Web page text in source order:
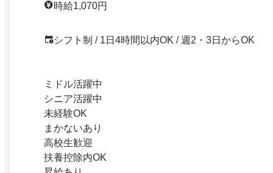
時給1,070円
シフト制 / 1日4時間以内OK / 週2・3日からOK
ミドル活躍中
シニア活躍中
未経験OK
まかないあり
高校生歓迎
扶養控除内OK